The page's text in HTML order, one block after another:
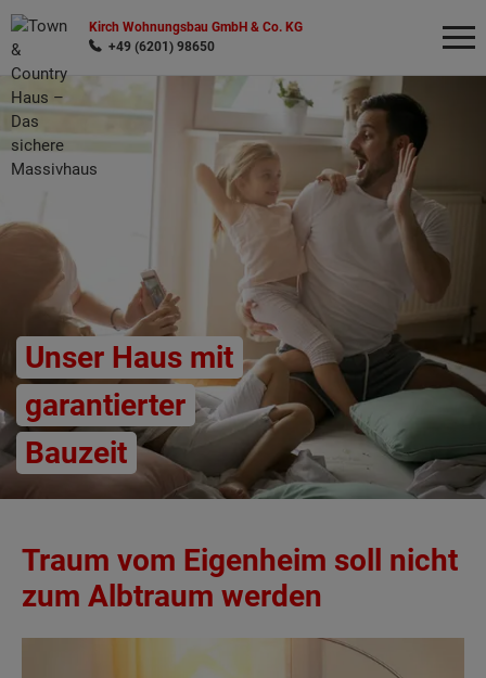
Kirch Wohnungsbau GmbH & Co. KG
+49 (6201) 98650
Unser Haus mit
garantierter
Bauzeit
Traum vom Eigenheim soll nicht
zum Albtraum werden
Wonach möchten Sie suchen?